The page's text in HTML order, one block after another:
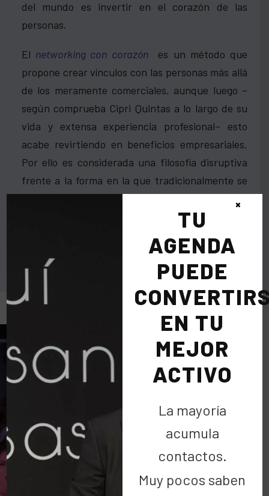
del mundo es invertir en el corazón de las
personas.
El networking con corazónes un método que
propone crear vínculos con las personas más allá
de los meramente comerciales, aunque luego –
según comprueba Cipri Quintas a lo largo de su
vida y extensa experiencia profesional– esto
acabe revirtiendo en beneficios empresariales.
Por ello es considerada una filosofía disruptiva
frente a la forma en la que tradicionalmente se
efectúan los negocios y aúna de esta forma los
dos planos que conforman el perfil de Cipri
TU
AGENDA
PUEDE
EN TU
MEJOR
ACTIVO
La mayoría
acumula
contactos.
Muy pocos saben
×